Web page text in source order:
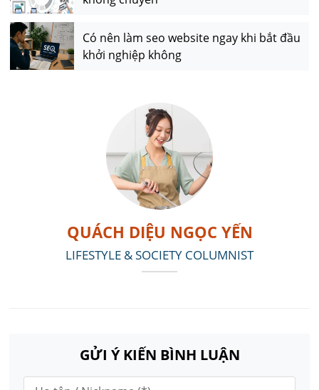
Có nên làm seo website ngay khi bắt đầu
khởi nghiệp không
QUÁCH DIỆU NGỌC YẾN
LIFESTYLE & SOCIETY COLUMNIST
GỬI Ý KIẾN BÌNH LUẬN